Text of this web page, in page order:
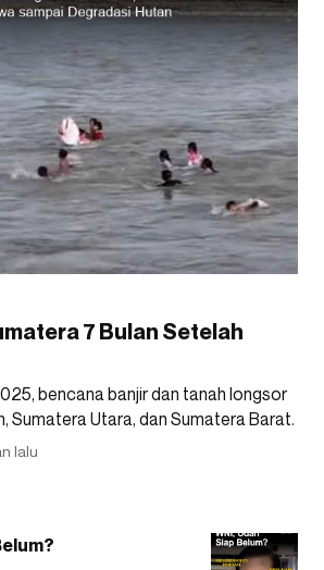
7 Bulan Setelah
bencana banjir dan tanah longsor
Sumatera Utara, dan Sumatera Barat.
lalu